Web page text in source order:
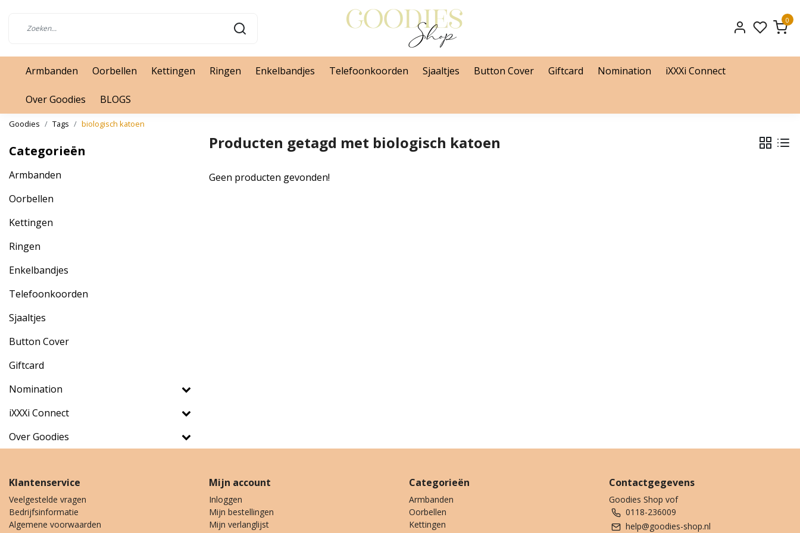
0
Armbanden Oorbellen Kettingen Ringen Enkelbandjes Telefoonkoorden Sjaaltjes Button Cover Giftcard Nomination iXXXi Connect
Over Goodies BLOGS
Goodies Tags biologisch katoen
Categorieën
Armbanden
Oorbellen
Kettingen
Ringen
Enkelbandjes
Telefoonkoorden
Sjaaltjes
Button Cover
Giftcard
Nomination
iXXXi Connect
Over Goodies
Producten getagd met biologisch katoen
Geen producten gevonden!
Klantenservice
Veelgestelde vragen
Bedrijfsinformatie
Algemene voorwaarden
Mijn account
Inloggen
Mijn bestellingen
Mijn verlanglijst
Categorieën
Armbanden
Oorbellen
Kettingen
Contactgegevens
Goodies Shop vof
0118-236009
help@goodies-shop.nl